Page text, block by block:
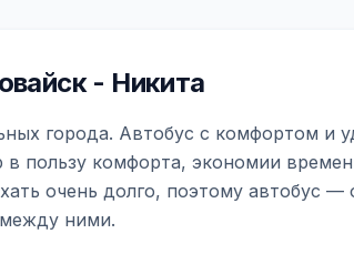
- Никита
города. Автобус с комфортом и
пользу комфорта, экономии
очень долго, поэтому автобус
ними.